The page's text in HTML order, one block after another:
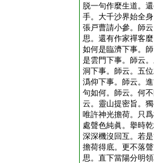
脱一句作麼生道。
手。大千沙界始全身
張戸曹請小參。師
思。還有作家禪客
如何是臨濟下事。
是雲門下事。師云
洞下事。師云。五
潙仰下事。師云。
句如何。師云。何
云。靈山提密旨。
唯許神光擔荷。只
處聲色純眞。擧時
深深機沒回互。若
擔荷得底。更不落
思。直下當陽分明